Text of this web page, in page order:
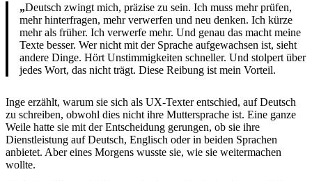
„Deutsch zwingt mich, präzise zu sein. Ich muss mehr prüfen,
mehr hinterfragen, mehr verwerfen und neu denken. Ich kürze
mehr als früher. Ich verwerfe mehr. Und genau das macht meine
Texte besser. Wer nicht mit der Sprache aufgewachsen ist, sieht
andere Dinge. Hört Unstimmigkeiten schneller. Und stolpert über
jedes Wort, das nicht trägt. Diese Reibung ist mein Vorteil.
Inge erzählt, warum sie sich als UX-Texter entschied, auf Deutsch
zu schreiben, obwohl dies nicht ihre Muttersprache ist. Eine ganze
Weile hatte sie mit der Entscheidung gerungen, ob sie ihre
Dienstleistung auf Deutsch, Englisch oder in beiden Sprachen
anbietet. Aber eines Morgens wusste sie, wie sie weitermachen
wollte.